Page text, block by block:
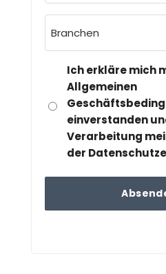
(erforderlich)
DSGVO
DATENSCHUTZ
(ERFORDERLICH)
Ich erkläre mich
Allgemeinen
einverstanden
Verarbeitung
der